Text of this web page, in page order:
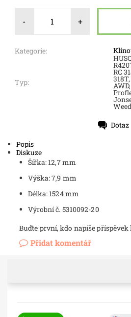
- +
Kategorie:
Typ:
RC
AWD, Rider Proflex: 18, 21,
Jonsered,
Dotaz
Popis
Diskuze
Šířka: 12,7 mm
Výška: 7,9 mm
Délka: 1524 mm
Výrobní č. 5310092-20
Buďte první, kdo napíše příspěvek
Přidat komentář